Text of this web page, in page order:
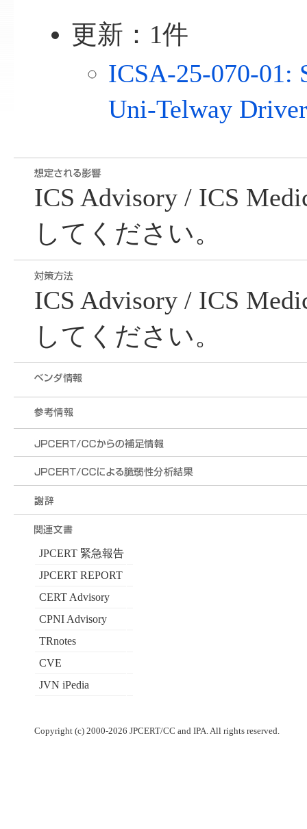
更新：1件
ICSA-25-070-01:
Uni-Telway
ICS Advisory / ICS
してください。
ICS Advisory / ICS
してください。
JPCERT 緊急報告
JPCERT REPORT
CERT Advisory
CPNI Advisory
TRnotes
CVE
JVN iPedia
Copyright (c) 2000-2026 JPCERT/CC and IPA. All rights reserved.